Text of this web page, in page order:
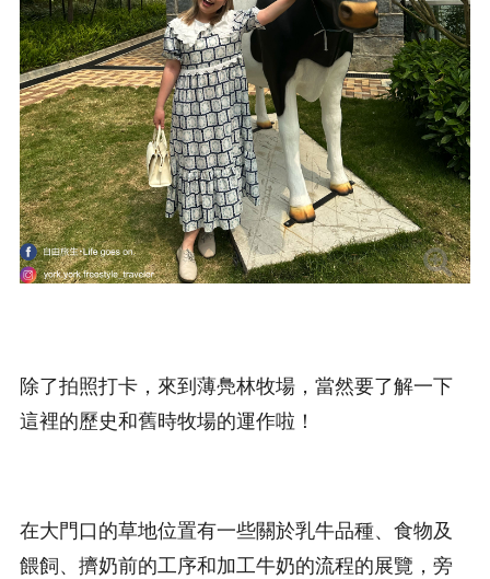
除了拍照打卡，來到薄鳧林牧場，當然要了解一下
這裡的歷史和舊時牧場的運作啦！
在大門口的草地位置有一些關於乳牛品種、食物及
餵飼、擠奶前的工序和加工牛奶的流程的展覽，旁